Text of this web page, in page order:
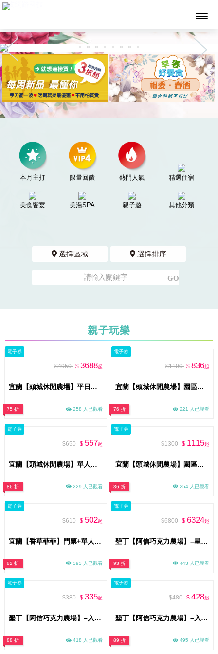
墨攻網路科技
本月主打 限量回饋 熱門人氣 精選住宿
美食饗宴 美湯SPA 親子遊 其他分類
選擇區域 選擇排序
親子玩樂
電子券
$4950 $ 3688起
宜蘭【頭城休閒農場】平日雙人一泊三食住宿券加贈雙人份DIY活動MO26
75 折 258 人已觀看
電子券
$1100 $836起
宜蘭【頭城休閒農場】園區半日行程兌換券_不分平假日MO26
76 折 221 人已觀看
電子券
$650 $ 557起
宜蘭【頭城休閒農場】單人午餐+園區知性導覽及迎賓小吃_不分平假日MO26
86 折 229 人已觀看
電子券
$1300 $ 1115起
宜蘭【頭城休閒農場】園區一日行程兌換券_不分平假日MO26
86 折 254 人已觀看
電子券
$610 $ 502起
宜蘭【香草菲菲】門票+單人DIY體驗券/平假日適用(MO)
82 折 393 人已觀看
電子券
$6800 $6324起
墾丁【阿信巧克力農場】–星空露營-一泊三食 (MO)
93 折 443 人已觀看
電子券
$380 $ 335起
墾丁【阿信巧克力農場】–入園門票及SUGAR HUT午茶_套組(不分平假日) (MO)
88 折 418 人已觀看
電子券
$480 $428起
墾丁【阿信巧克力農場】–入園門票及午間個人餐_套組(不分平假日) (MO)
89 折 495 人已觀看